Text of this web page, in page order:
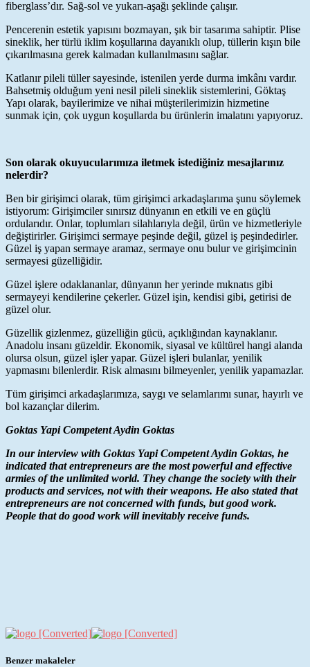
fiberglass’dır. Sağ-sol ve yukarı-aşağı şeklinde çalışır.
Pencerenin estetik yapısını bozmayan, şık bir tasarıma sahiptir. Plise
sineklik, her türlü iklim koşullarına dayanıklı olup, tüllerin kışın bile
çıkarılmasına gerek kalmadan kullanılmasını sağlar.
Katlanır pileli tüller sayesinde, istenilen yerde durma imkânı vardır.
Bahsetmiş olduğum yeni nesil pileli sineklik sistemlerini, Göktaş
Yapı olarak, bayilerimize ve nihai müşterilerimizin hizmetine
sunmak için, çok uygun koşullarda bu ürünlerin imalatını yapıyoruz.
Son olarak okuyucularımıza iletmek istediğiniz mesajlarınız
nelerdir?
Ben bir girişimci olarak, tüm girişimci arkadaşlarıma şunu söylemek
istiyorum: Girişimciler sınırsız dünyanın en etkili ve en güçlü
ordularıdır. Onlar, toplumları silahlarıyla değil, ürün ve hizmetleriyle
değiştirirler. Girişimci sermaye peşinde değil, güzel iş peşindedirler.
Güzel iş yapan sermaye aramaz, sermaye onu bulur ve girişimcinin
sermayesi güzelliğidir.
Güzel işlere odaklananlar, dünyanın her yerinde mıknatıs gibi
sermayeyi kendilerine çekerler. Güzel işin, kendisi gibi, getirisi de
güzel olur.
Güzellik gizlenmez, güzelliğin gücü, açıklığından kaynaklanır.
Anadolu insanı güzeldir. Ekonomik, siyasal ve kültürel hangi alanda
olursa olsun, güzel işler yapar. Güzel işleri bulanlar, yenilik
yapmasını bilenlerdir. Risk almasını bilmeyenler, yenilik yapamazlar.
Tüm girişimci arkadaşlarımıza, saygı ve selamlarımı sunar, hayırlı ve
bol kazançlar dilerim.
Goktas Yapi Competent Aydin Goktas
In our interview with Goktas Yapi Competent Aydin Goktas, he
indicated that entrepreneurs are the most powerful and effective
armies of the unlimited world. They change the society with their
products and services, not with their weapons. He also stated that
entrepreneurs are not concerned with funds, but good work.
People that do good work will inevitably receive funds.
Benzer makaleler